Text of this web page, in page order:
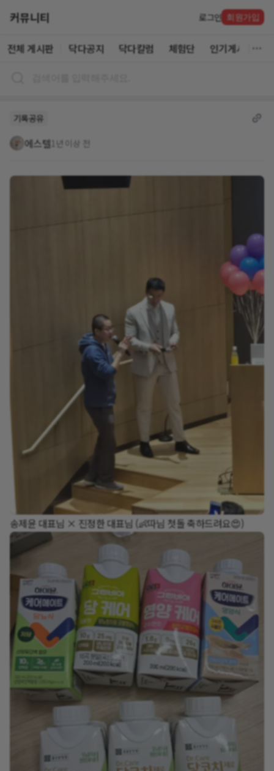
커뮤니티 로그인 회원가입
전체 게시판 닥다공지 닥다칼럼 체험단 인기게시글
기록공유
에스텔1년 이상 전
송제윤 대표님 × 진정한 대표님 (👶따님 첫돌 축하드려요😍)